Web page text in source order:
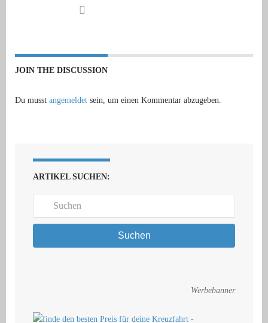
JOIN THE DISCUSSION
Du musst angemeldet sein, um einen Kommentar abzugeben.
ARTIKEL SUCHEN:
Suchen
Werbebanner